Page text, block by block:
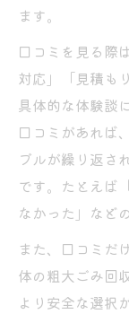
不用品
ミ検証
口コミ
回収の
口コミを
口コミ
実践法
不用品
口コミ
ク方法
ます。
口コミを見る際
対応」「見積も
具体的な体験談
口コミがあれば
ブルが繰り返さ
です。たとえば
なかった」など
また、口コミだ
体の粗大ごみ回
より安全な選択